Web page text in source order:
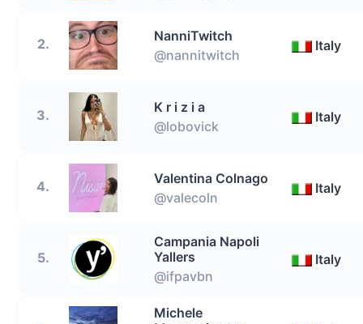
2.
NanniTwitch
@nannitwitch
Italy
3.
K r i z i a
@lobovick
Italy
4.
Valentina Colnago
@valecoln
Italy
5.
Campania Napoli
Yallers
@ifpavbn
Italy
Michele